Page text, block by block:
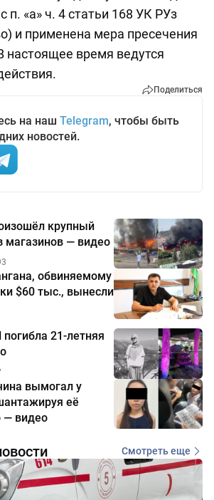
п. «а» ч. 4 статьи 168 УК РУз
и применена мера пресечения
настоящее время ведутся
Поделиться
на наш Telegram, чтобы быть
новостей.
крупный
магазинов — видео
обвиняемому
$60 тыс., вынесли
21-летняя
вымогал у
её
— видео
Смотреть еще